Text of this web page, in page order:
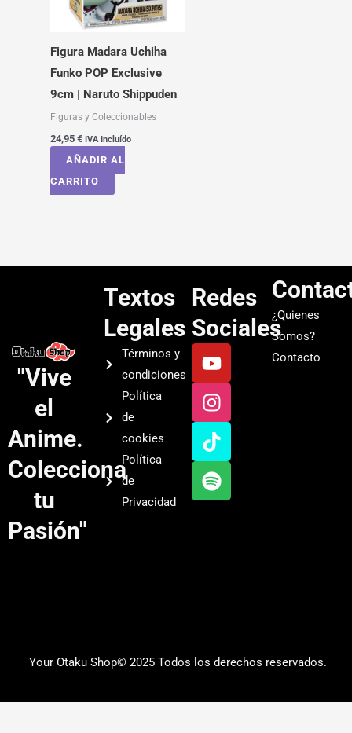
Figura Madara Uchiha
Funko POP Exclusive
9cm | Naruto Shippuden
Figuras y Coleccionables
24,95 € IVA Incluído
AÑADIR AL
CARRITO
"Vive
el
Anime.
Colecciona
tu
Pasión"
Textos
Legales
Términos y
condiciones
Política
de
cookies
Política
de
Privacidad
Redes
Sociales
Y
o
u
t
u
b
e
I
n
s
t
a
g
r
a
T
i
k
t
o
k
S
p
o
t
i
f
y
¿Quienes
Somos?
Contacto
Your Otaku Shop© 2025 Todos los derechos reservados.